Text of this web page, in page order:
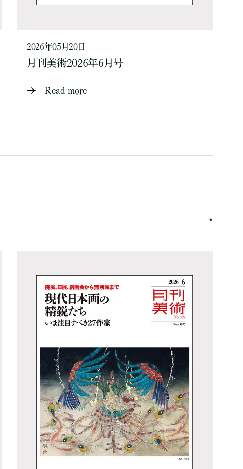
2026年05月20日
月刊美術2026年6月号
Read more